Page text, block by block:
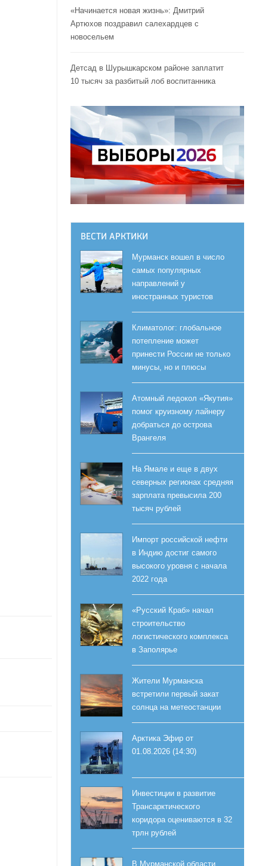
«Начинается новая жизнь»: Дмитрий
Артюхов поздравил салехардцев с
новосельем
Детсад в Шурышкарском районе заплатит
10 тысяч за разбитый лоб воспитанника
ВЕСТИ АРКТИКИ
Мурманск вошел в число
самых популярных
направлений у
иностранных туристов
Климатолог: глобальное
потепление может
принести России не только
минусы, но и плюсы
Атомный ледокол «Якутия»
помог круизному лайнеру
добраться до острова
Врангеля
На Ямале и еще в двух
северных регионах средняя
зарплата превысила 200
тысяч рублей
Импорт российской нефти
в Индию достиг самого
высокого уровня с начала
2022 года
«Русский Краб» начал
строительство
логистического комплекса
в Заполярье
Жители Мурманска
встретили первый закат
солнца на метеостанции
Арктика Эфир от
01.08.2026 (14:30)
Инвестиции в развитие
Трансарктического
коридора оцениваются в 32
трлн рублей
В Мурманской области